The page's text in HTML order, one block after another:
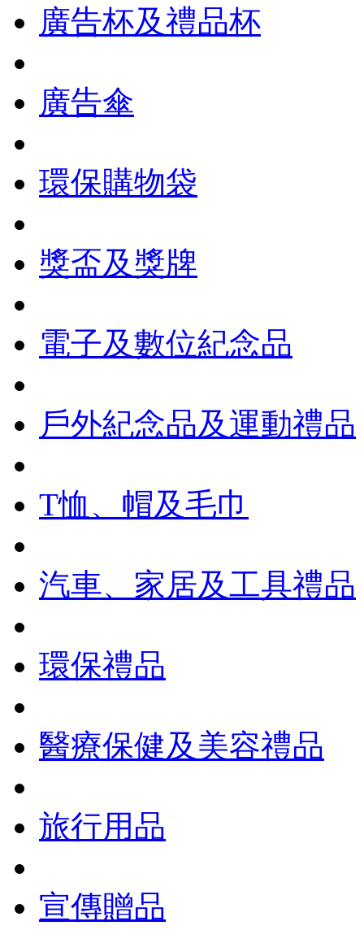
廣告杯及禮品杯
廣告傘
環保購物袋
獎盃及獎牌
電子及數位紀念品
戶外紀念品及運動禮品
T恤、帽及毛巾
汽車、家居及工具禮品
環保禮品
醫療保健及美容禮品
旅行用品
宣傳贈品